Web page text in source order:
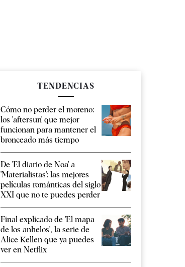
TENDENCIAS
Cómo no perder el moreno:
los 'aftersun' que mejor
funcionan para mantener el
bronceado más tiempo
De 'El diario de Noa' a
'Materialistas': las mejores
películas románticas del siglo
XXI que no te puedes perder
Final explicado de 'El mapa
de los anhelos', la serie de
Alice Kellen que ya puedes
ver en Netflix